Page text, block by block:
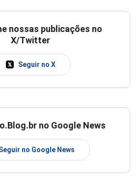
nossas publicações no
X/Twitter
Seguir no X
no Google News
no Google News